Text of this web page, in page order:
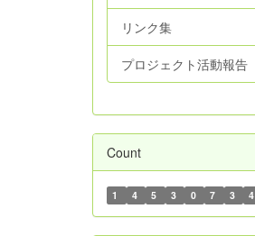
リンク集
プロジェクト活動報告
Count
1 4 5 3 0 7 3 4